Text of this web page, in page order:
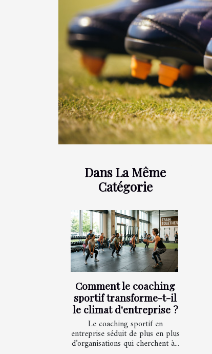
Dans La Même
Catégorie
Comment le coaching
sportif transforme-t-il
le climat d'entreprise ?
Le coaching sportif en
entreprise séduit de plus en plus
d’organisations qui cherchent à...